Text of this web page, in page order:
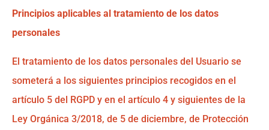
Principios aplicables al tratamiento de los datos
personales
El tratamiento de los datos personales del Usuario se
someterá a los siguientes principios recogidos en el
artículo 5 del RGPD y en el artículo 4 y siguientes de la
Ley Orgánica 3/2018, de 5 de diciembre, de Protección